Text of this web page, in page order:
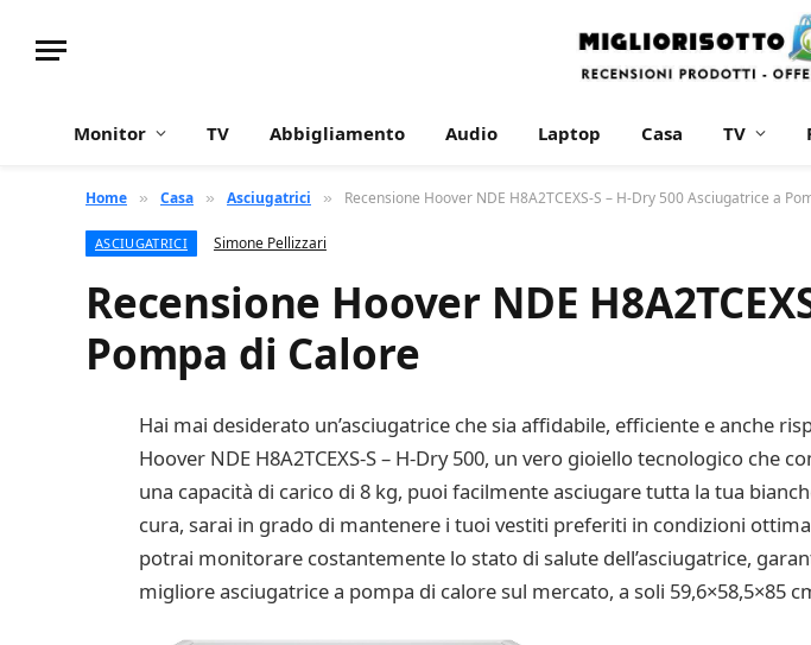
Monitor TV Abbigliamento Audio Laptop Casa TV
Home » Casa » Asciugatrici » Recensione Hoover NDE H8A2TCEXS-S – H-Dry 500 Asciugatrice a
ASCIUGATRICI Simone Pellizzari
Recensione Hoover NDE
Pompa di Calore
Hai mai desiderato un’asciugatrice che sia affidabile, efficiente e anche
Hoover NDE H8A2TCEXS-S – H-Dry 500, un vero gioiello tecnologico
una capacità di carico di 8 kg, puoi facilmente asciugare tutta la tua
cura, sarai in grado di mantenere i tuoi vestiti preferiti in condizioni
potrai monitorare costantemente lo stato di salute dell’asciugatrice,
migliore asciugatrice a pompa di calore sul mercato, a soli 59,6×58,5×85